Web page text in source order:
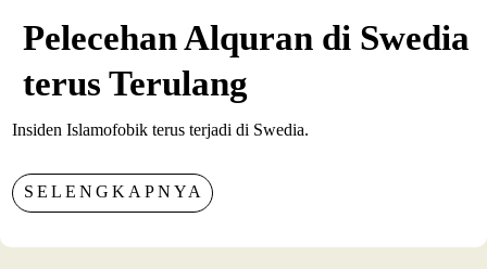
Pelecehan Alquran di Swedia
terus Terulang
Insiden Islamofobik terus terjadi di Swedia.
SELENGKAPNYA